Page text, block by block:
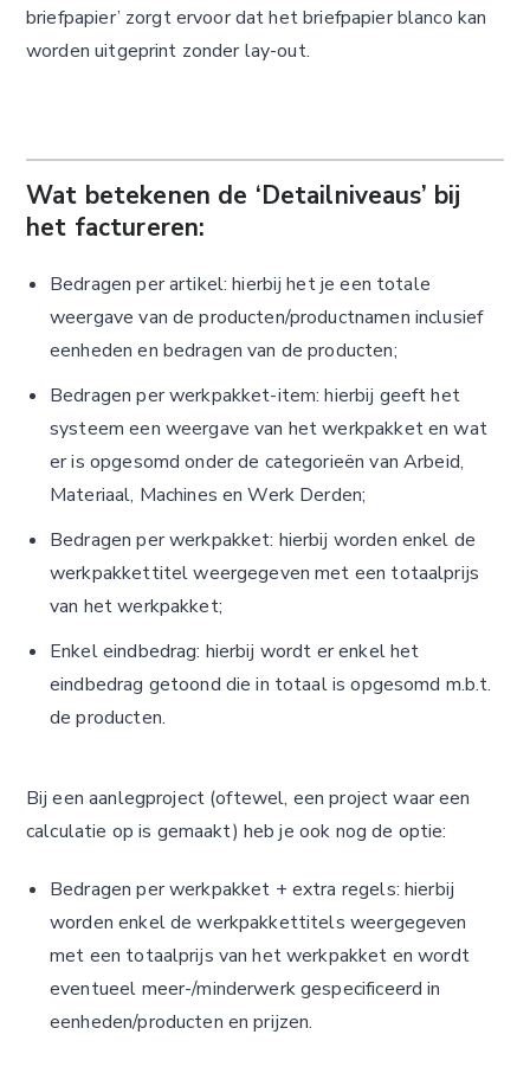
briefpapier’ zorgt ervoor dat het briefpapier blanco kan
worden uitgeprint zonder lay-out.
Wat betekenen de ‘Detailniveaus’ bij
het factureren:
Bedragen per artikel: hierbij het je een totale
weergave van de producten/productnamen inclusief
eenheden en bedragen van de producten;
Bedragen per werkpakket-item: hierbij geeft het
systeem een weergave van het werkpakket en wat
er is opgesomd onder de categorieën van Arbeid,
Materiaal, Machines en Werk Derden;
Bedragen per werkpakket: hierbij worden enkel de
werkpakkettitel weergegeven met een totaalprijs
van het werkpakket;
Enkel eindbedrag: hierbij wordt er enkel het
eindbedrag getoond die in totaal is opgesomd m.b.t.
de producten.
Bij een aanlegproject (oftewel, een project waar een
calculatie op is gemaakt) heb je ook nog de optie:
Bedragen per werkpakket + extra regels: hierbij
worden enkel de werkpakkettitels weergegeven
met een totaalprijs van het werkpakket en wordt
eventueel meer-/minderwerk gespecificeerd in
eenheden/producten en prijzen.